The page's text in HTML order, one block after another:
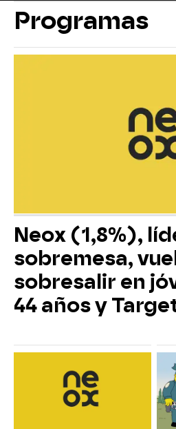
Programas
Neox (1,8%),
sobremesa,
sobresalir en
44 años y